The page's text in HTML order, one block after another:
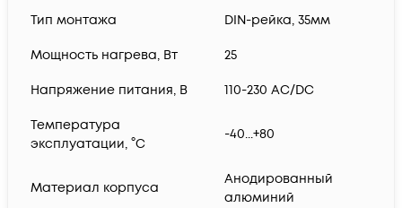
Тип монтажа DIN-рейка, 35мм
Мощность нагрева, Вт 25
Нaпряжение питания, В 110-230 AC/DC
Температура
эксплуатации, °С
-40...+80
Материал корпуса
Анодированный
алюминий